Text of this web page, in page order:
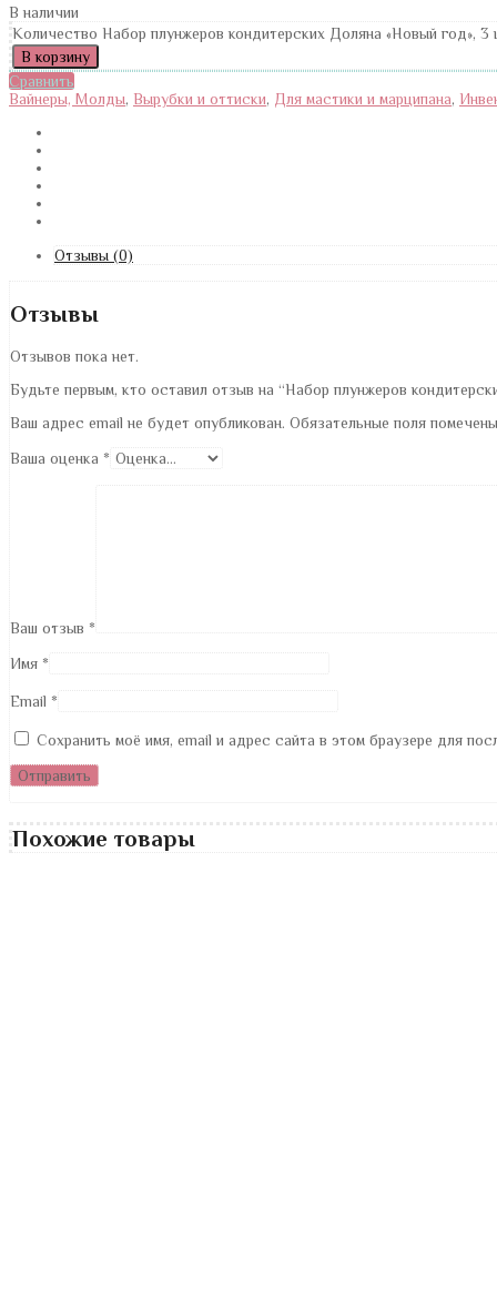
В наличии
Количество Набор плунжеров кондитерских Доляна «Новый год», 3
В корзину
Сравнить
Вайнеры, Молды, Вырубки и оттиски, Для мастики и марципана,
Отзывы (0)
Отзывы
Отзывов пока нет.
Будьте первым, кто оставил отзыв на “Набор плунжеров
Ваш адрес email не будет опубликован. Обязательные поля
Ваша оценка *
Ваш отзыв *
Имя *
Email *
Сохранить моё имя, email и адрес сайта в этом браузере для
Похожие товары